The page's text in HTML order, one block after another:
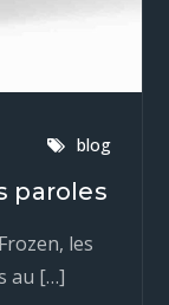
blog
paroles
les
au […]